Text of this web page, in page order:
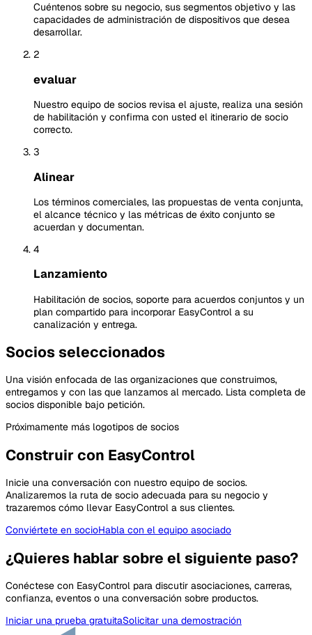
Cuéntenos sobre su negocio, sus segmentos objetivo y las
capacidades de administración de dispositivos que desea
desarrollar.
2
evaluar
Nuestro equipo de socios revisa el ajuste, realiza una sesión
de habilitación y confirma con usted el itinerario de socio
correcto.
3
Alinear
Los términos comerciales, las propuestas de venta conjunta,
el alcance técnico y las métricas de éxito conjunto se
acuerdan y documentan.
4
Lanzamiento
Habilitación de socios, soporte para acuerdos conjuntos y un
plan compartido para incorporar EasyControl a su
canalización y entrega.
Socios seleccionados
Una visión enfocada de las organizaciones que construimos,
entregamos y con las que lanzamos al mercado. Lista completa de
socios disponible bajo petición.
Próximamente más logotipos de socios
Construir con EasyControl
Inicie una conversación con nuestro equipo de socios.
Analizaremos la ruta de socio adecuada para su negocio y
trazaremos cómo llevar EasyControl a sus clientes.
Conviértete en socioHabla con el equipo asociado
¿Quieres hablar sobre el siguiente paso?
Conéctese con EasyControl para discutir asociaciones, carreras,
confianza, eventos o una conversación sobre productos.
Iniciar una prueba gratuitaSolicitar una demostración